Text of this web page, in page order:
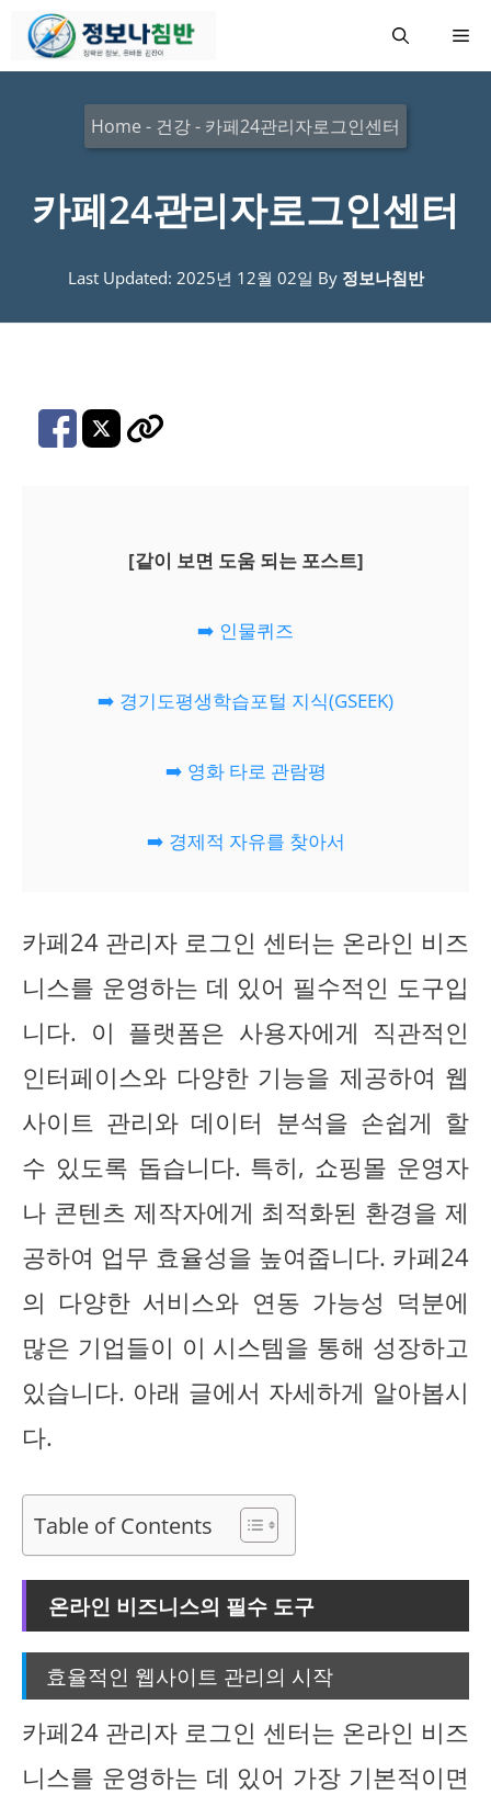
메
Home - 건강- 카페24관리자로그인센터
카페24관리자로그인센터
Last Updated: 2025년 12월 02일 By 정보나침반
[같이 보면 도움 되는 포스트]
➡️ 인물퀴즈
➡️ 경기도평생학습포털 지식(GSEEK)
➡️ 영화 타로 관람평
➡️ 경제적 자유를 찾아서
카페24 관리자 로그인 센터는 온라인 비즈
니스를 운영하는 데 있어 필수적인 도구입
니다. 이 플랫폼은 사용자에게 직관적인
인터페이스와 다양한 기능을 제공하여 웹
사이트 관리와 데이터 분석을 손쉽게 할
수 있도록 돕습니다. 특히, 쇼핑몰 운영자
나 콘텐츠 제작자에게 최적화된 환경을 제
공하여 업무 효율성을 높여줍니다. 카페24
의 다양한 서비스와 연동 가능성 덕분에
많은 기업들이 이 시스템을 통해 성장하고
있습니다. 아래 글에서 자세하게 알아봅시
다.
Table of Contents
온라인 비즈니스의 필수 도구
효율적인 웹사이트 관리의 시작
카페24 관리자 로그인 센터는 온라인 비즈
니스를 운영하는 데 있어 가장 기본적이면